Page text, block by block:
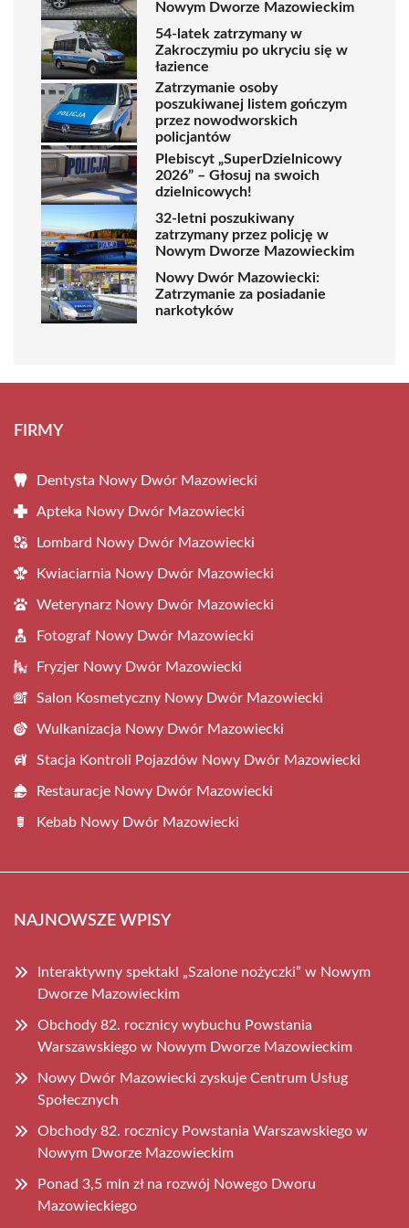
Nowym Dworze Mazowieckim
54-latek zatrzymany w
Zakroczymiu po ukryciu się w
łazience
Zatrzymanie osoby
poszukiwanej listem gończym
przez nowodworskich
policjantów
Plebiscyt „SuperDzielnicowy
2026” – Głosuj na swoich
dzielnicowych!
32-letni poszukiwany
zatrzymany przez policję w
Nowym Dworze Mazowieckim
Nowy Dwór Mazowiecki:
Zatrzymanie za posiadanie
narkotyków
FIRMY
Dentysta Nowy Dwór Mazowiecki
Apteka Nowy Dwór Mazowiecki
Lombard Nowy Dwór Mazowiecki
Kwiaciarnia Nowy Dwór Mazowiecki
Weterynarz Nowy Dwór Mazowiecki
Fotograf Nowy Dwór Mazowiecki
Fryzjer Nowy Dwór Mazowiecki
Salon Kosmetyczny Nowy Dwór Mazowiecki
Wulkanizacja Nowy Dwór Mazowiecki
Stacja Kontroli Pojazdów Nowy Dwór Mazowiecki
Restauracje Nowy Dwór Mazowiecki
Kebab Nowy Dwór Mazowiecki
NAJNOWSZE WPISY
Interaktywny spektakl „Szalone nożyczki” w Nowym
Dworze Mazowieckim
Obchody 82. rocznicy wybuchu Powstania
Warszawskiego w Nowym Dworze Mazowieckim
Nowy Dwór Mazowiecki zyskuje Centrum Usług
Społecznych
Obchody 82. rocznicy Powstania Warszawskiego w
Nowym Dworze Mazowieckim
Ponad 3,5 mln zł na rozwój Nowego Dworu
Mazowieckiego